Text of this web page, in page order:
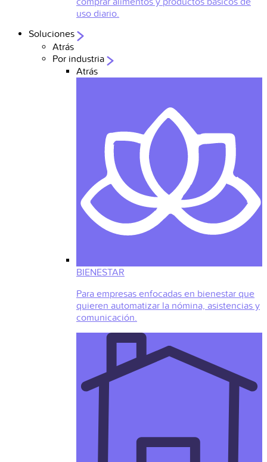
uso diario.
Soluciones
Atrás
Por industria
Atrás
BIENESTAR
Para empresas enfocadas en bienestar que
quieren automatizar la nómina, asistencias y
comunicación.